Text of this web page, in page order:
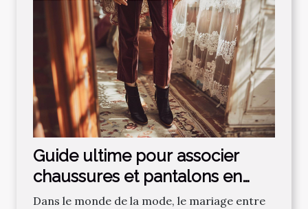
Guide ultime pour associer
chaussures et pantalons en
velours
Dans le monde de la mode, le mariage entre